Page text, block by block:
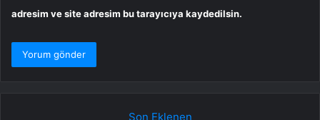
adresim ve site adresim bu tarayıcıya kaydedilsin.
Son Eklenen